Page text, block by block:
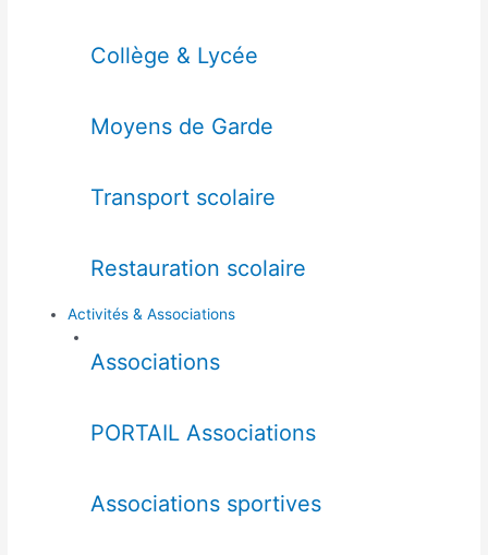
Collège & Lycée
Moyens de Garde
Transport scolaire
Restauration scolaire
Activités & Associations
Associations
PORTAIL Associations
Associations sportives